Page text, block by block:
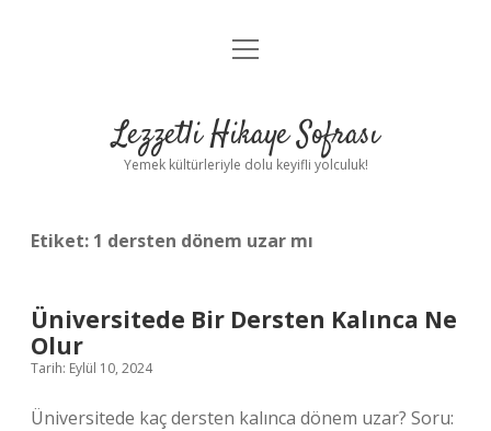
Anasayfa
Yasal Uyarı
menüyü
Lezzetli Hikaye Sofrası
Yemek kültürleriyle dolu keyifli yolculuk!
Etiket: 1 dersten dönem uzar mı
Üniversitede Bir Dersten Kalınca Ne
Olur
Tarih: Eylül 10, 2024
Üniversitede kaç dersten kalınca dönem uzar? Soru: